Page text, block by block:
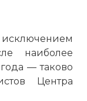
наиболее
— таково
Центра